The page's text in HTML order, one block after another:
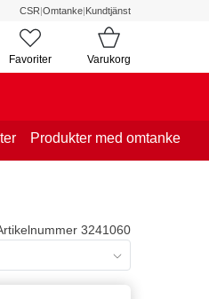
CSR|Omtanke|Kundtjänst
Favoriter Varukorg
Produkter med omtanke
3241060